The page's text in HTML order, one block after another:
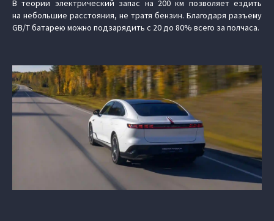
В теории электрический запас на 200 км позволяет ездить
на небольшие расстояния, не тратя бензин. Благодаря разъему
GB/T батарею можно подзарядить с 20 до 80% всего за полчаса.